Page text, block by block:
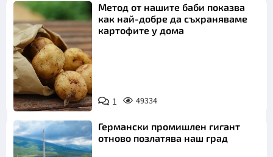
Снимка:
Пиксабей
Метод от нашите баби показва
как най-добре да съхраняваме
картофите у дома
1 49334
Германски промишлен гигант
отново позлатява наш град